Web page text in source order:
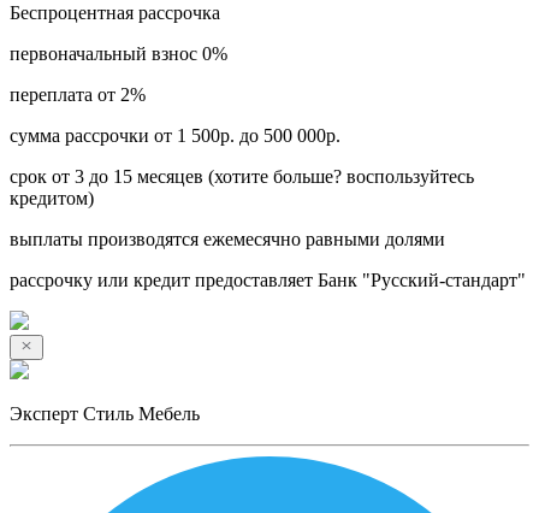
Беспроцентная рассрочка
первоначальный взнос 0%
переплата от 2%
сумма рассрочки от 1 500р. до 500 000р.
срок от 3 до 15 месяцев (хотите больше? воспользуйтесь
кредитом)
выплаты производятся ежемесячно равными долями
рассрочку или кредит предоставляет Банк "Русский-стандарт"
Эксперт Стиль Мебель